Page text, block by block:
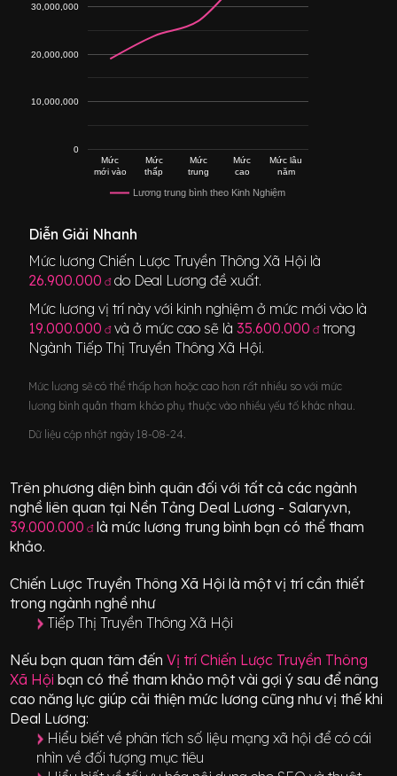
Lương trung bình theo Kinh Nghiệm
Mức
mới vào
Mức
thấp
Mức
trung
Mức
cao
Mức lâu
năm
0
10,000,000
20,000,000
30,000,000
Diễn Giải Nhanh
Mức lương Chiến Lược Truyền Thông Xã Hội là
26.900.000 đdo Deal Lương đề xuất.
Mức lương vị trí này với kinh nghiệm ở mức mới vào là
19.000.000 đ và ở mức cao sẽ là35.600.000 đ trong
NgànhTiếp Thị Truyền Thông Xã Hội.
Mức lương sẽ có thể thấp hơn hoặc cao hơn rất nhiều so với mức
lương bình quân tham khảo phụ thuộc vào nhiều yếu tố khác nhau.
Dữ liệu cập nhật ngày 18-08-24.
Trên phương diện bình quân đối với tất cả các ngành
nghề liên quan tại Nền Tảng Deal Lương - Salary.vn,
39.000.000 đlà mức lương trung bình bạn có thể tham
khảo.
Chiến Lược Truyền Thông Xã Hội là một vị trícần thiết
trong ngành nghề như
Tiếp Thị Truyền Thông Xã Hội
Nếu bạn quan tâm đến Vị tríChiến Lược Truyền Thông
Xã Hội bạn có thể tham khảo một vài gợi ý sau để nâng
cao năng lực giúp cải thiện mức lương cũng như vị thế khi
Deal Lương:
Hiểu biết về phân tích số liệu mạng xã hội để có cái
nhìn về đối tượng mục tiêu